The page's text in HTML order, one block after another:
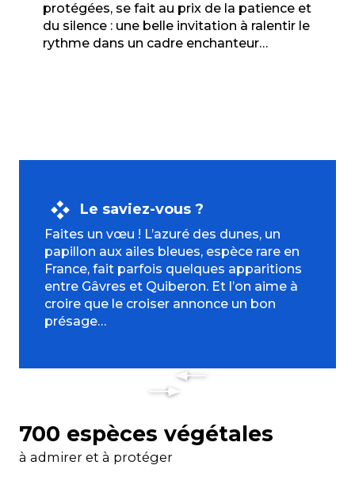
protégées, se fait au prix de la patience et
du silence : une belle invitation à ralentir le
rythme dans un cadre enchanteur…
Le saviez-vous ?
Faites un vœu ! L’azuré des dunes, un
papillon aux ailes bleues, espèce rare en
France, fait parfois quelques apparitions
entre Gâvres et Quiberon. Et l’on aime à
croire que le croiser annonce un bon
présage…
700 espèces végétales
à admirer et à protéger